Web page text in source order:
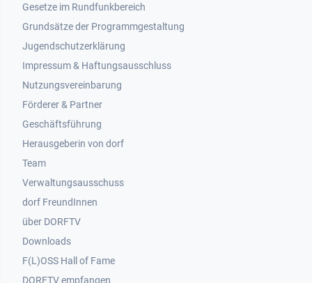
Gesetze im Rundfunkbereich
Grundsätze der Programmgestaltung
Jugendschutzerklärung
Impressum & Haftungsausschluss
Nutzungsvereinbarung
Footer 2
Förderer & Partner
Geschäftsführung
Herausgeberin von dorf
Team
Verwaltungsausschuss
dorf FreundInnen
Footer 3
über DORFTV
Downloads
F(L)OSS Hall of Fame
Footer 4
DORFTV empfangen